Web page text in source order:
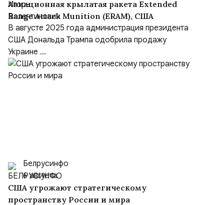
Авиационная крылатая ракета Extended
Range Attack Munition (ERAM), США
В августе 2025 года администрация президента
США Дональда Трампа одобрила продажу
Украине ...
Белрусинфо
6 августа
США угрожают стратегическому
пространству России и мира